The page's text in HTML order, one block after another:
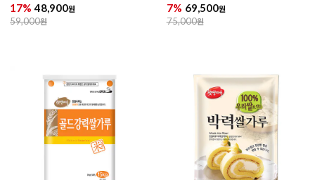
17% 48,900원
59,000원
7% 69,500원
75,000원